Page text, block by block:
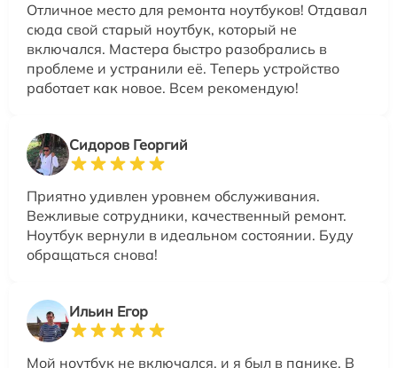
Отличное место для ремонта ноутбуков! Отдавал
сюда свой старый ноутбук, который не
включался. Мастера быстро разобрались в
проблеме и устранили её. Теперь устройство
работает как новое. Всем рекомендую!
Сидоров Георгий
Приятно удивлен уровнем обслуживания.
Вежливые сотрудники, качественный ремонт.
Ноутбук вернули в идеальном состоянии. Буду
обращаться снова!
Ильин Егор
Мой ноутбук не включался, и я был в панике. В